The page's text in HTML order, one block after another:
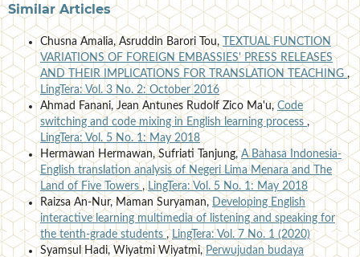
Similar Articles
Chusna Amalia, Asruddin Barori Tou,
TEXTUAL FUNCTION
VARIATIONS OF FOREIGN EMBASSIES' PRESS RELEASES
AND THEIR IMPLICATIONS FOR TRANSLATION TEACHING,
LingTera: Vol. 3 No. 2: October 2016
Ahmad Fanani, Jean Antunes Rudolf Zico Ma'u,Code
switching and code mixing in English learning process,
LingTera: Vol. 5 No. 1: May 2018
Hermawan Hermawan, Sufriati Tanjung,A Bahasa Indonesia-
English translation analysis of Negeri Lima Menara and The
Land of Five Towers , LingTera: Vol. 5 No. 1: May 2018
Raizsa An-Nur, Maman Suryaman,Developing English
interactive learning multimedia of listening and speaking for
the tenth-grade students,LingTera: Vol. 7 No. 1 (2020)
Syamsul Hadi, Wiyatmi Wiyatmi,Perwujudan budaya